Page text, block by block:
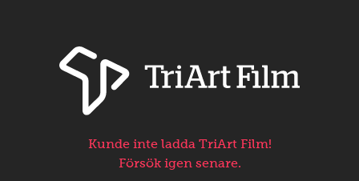
Kunde inte ladda TriArt Film!
Försök igen senare.